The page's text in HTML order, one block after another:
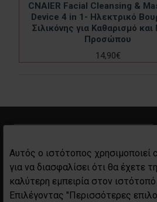
CNAIER Facial Cleansing &
Device 4 in 1- Ηλεκτρικό
Σιλικόνης για Καθαρισμό
Προσώπου
14,90€
ΓΕΜΗ 130058146001
Αυτός ο ιστότοπος χρησιμοποιεί
για να διασφαλίσει ότι θα έχετε
καλύτερη εμπειρία στον
Επιλέγοντας "Περισσότερες